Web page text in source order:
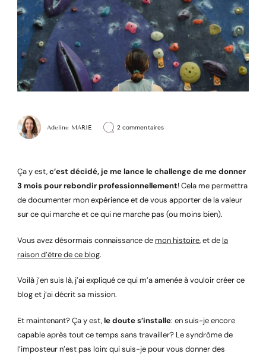
Adeline MARIE 2 commentairessur
rebondir
professionnellement
Ça y est,c’est décidé, je me lance le challenge de me donner
3 mois pour rebondir professionnellement! Cela me permettra
de documenter mon expérience et de vous apporter de la valeur
sur ce qui marche et ce qui ne marche pas (ou moins bien).
Vous avez désormais connaissance de mon histoire, et de la
raison d’être de ce blog.
Voilà j’en suis là, j’ai expliqué ce qui m’a amenée à vouloir créer ce
blog et j’ai décrit sa mission.
Et maintenant? Ça y est,le doute s’installe: en suis-je encore
capable après tout ce temps sans travailler? Le syndrôme de
l’imposteur n’est pas loin: qui suis-je pour vous donner des